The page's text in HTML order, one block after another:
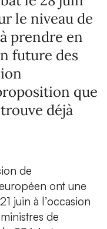
le niveau de
prendre en
future des
que
déjà
de
ont une
juin à l’occasion
de